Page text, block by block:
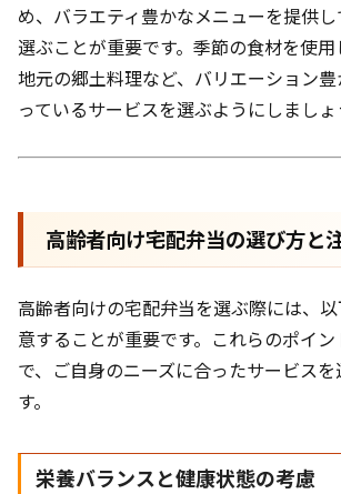
め、バラエティ豊かなメニューを提供
選ぶことが重要です。季節の食材を使用
地元の郷土料理など、バリエーション
っているサービスを選ぶようにしましょ
高齢者向け宅配弁当の選び方と
高齢者向けの宅配弁当を選ぶ際には、
意することが重要です。これらのポイ
で、ご自身のニーズに合ったサービス
す。
栄養バランスと健康状態の考慮